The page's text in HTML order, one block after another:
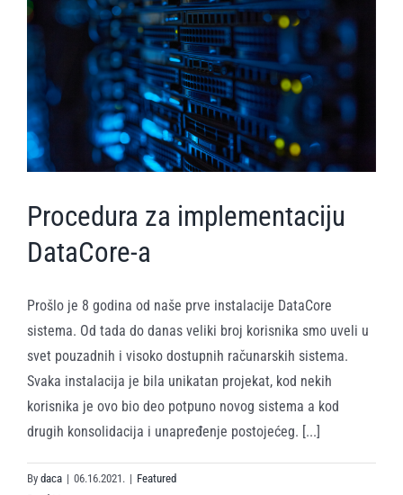
Procedura za implementaciju
DataCore-a
Prošlo je 8 godina od naše prve instalacije DataCore
sistema. Od tada do danas veliki broj korisnika smo uveli u
svet pouzadnih i visoko dostupnih računarskih sistema.
Svaka instalacija je bila unikatan projekat, kod nekih
korisnika je ovo bio deo potpuno novog sistema a kod
drugih konsolidacija i unapređenje postojećeg. [...]
By daca | 06.16.2021. | Featured